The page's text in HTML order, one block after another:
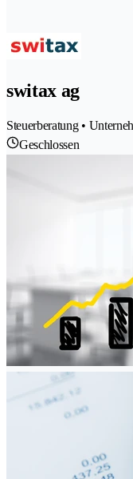
switax ag
Steuerberatung •
Geschlossen